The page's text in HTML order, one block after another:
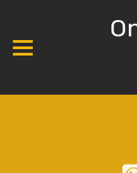
Toggle navigation